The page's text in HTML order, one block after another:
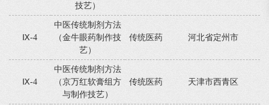
技艺）
Ⅸ-4
中医传统制剂方法
（金牛眼药制作技
艺）
传统医药 河北省定州市
Ⅸ-4
中医传统制剂方法
（京万红软膏组方
与制作技艺）
传统医药 天津市西青区